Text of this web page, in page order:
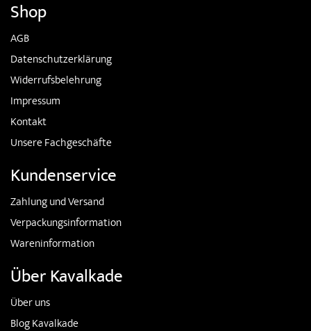
Shop
AGB
Datenschutzerklärung
Widerrufsbelehrung
Impressum
Kontakt
Unsere Fachgeschäfte
Kundenservice
Zahlung und Versand
Verpackungsinformation
Wareninformation
Über Kavalkade
Über uns
Blog Kavalkade